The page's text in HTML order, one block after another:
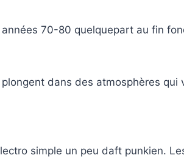
70-80 quelquepart au fin
dans des atmosphères qui
simple un peu daft punkien.